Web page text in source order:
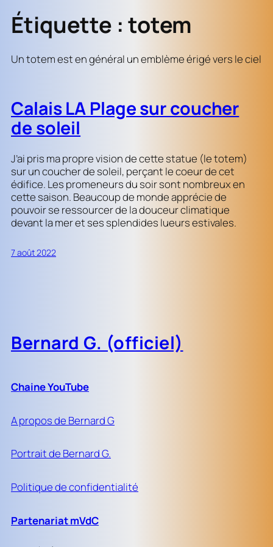
Étiquette : totem
Un totem est en général un emblème érigé vers le ciel
Calais LA Plage sur coucher
de soleil
J’ai pris ma propre vision de cette statue (le totem)
sur un coucher de soleil, perçant le coeur de cet
édifice. Les promeneurs du soir sont nombreux en
cette saison. Beaucoup de monde apprécie de
pouvoir se ressourcer de la douceur climatique
devant la mer et ses splendides lueurs estivales.
7 août 2022
Bernard G. (officiel)
Chaine YouTube
A propos de Bernard G
Portrait de Bernard G.
Politique de confidentialité
Partenariat mVdC